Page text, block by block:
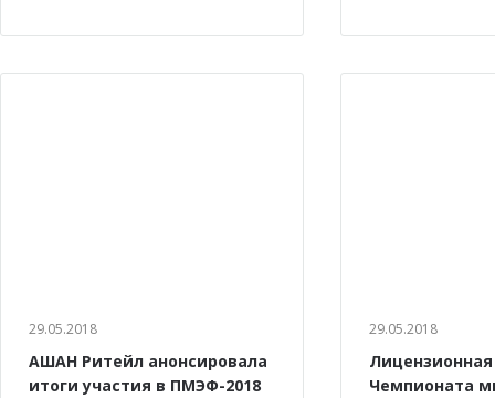
29.05.2018
АШАН Ритейл анонсировала
итоги участия в ПМЭФ-2018
29.05.2018
Чемпионата